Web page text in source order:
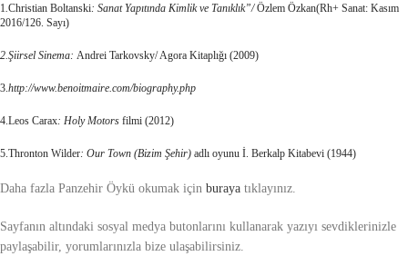
1.Christian Boltanski: Sanat Yapıtında Kimlik ve Tanıklık”/Özlem Özkan(Rh+ Sanat: Kasım
2016/126. Sayı)
2.Şiirsel Sinema: Andrei Tarkovsky/ Agora Kitaplığı (2009)
3.http://www.benoitmaire.com/biography.php
4.Leos Carax: Holy Motors filmi (2012)
5.Thronton Wilder: Our Town (Bizim Şehir) adlı oyunu İ. Berkalp Kitabevi (1944)
Daha fazla Panzehir Öykü okumak için buraya tıklayınız.
Sayfanın altındaki sosyal medya butonlarını kullanarak yazıyı sevdiklerinizle
paylaşabilir, yorumlarınızla bize ulaşabilirsiniz.